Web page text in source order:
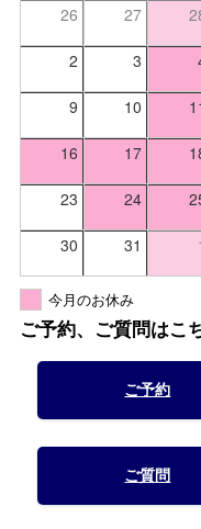
26 27
2 3
9 10
16 17
23 24
30 31
今月のお休み
ご予約、ご質問はこ
ご予約
ご質問